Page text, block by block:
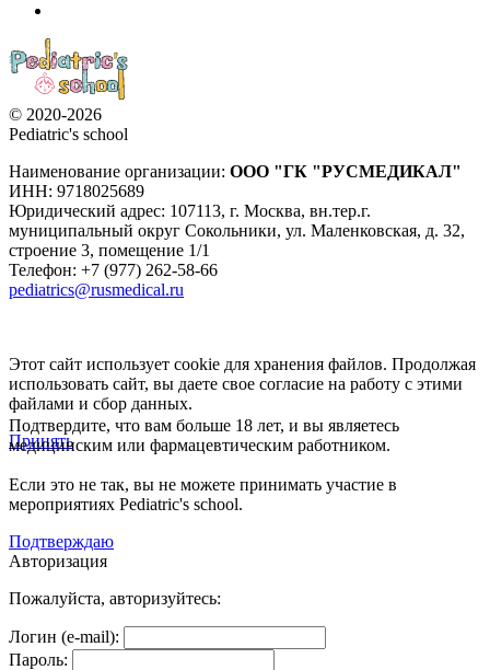
© 2020-2026
Pediatric's school
Наименование организации: ООО "ГК "РУСМЕДИКАЛ"
ИНН: 9718025689
Юридический адрес: 107113, г. Москва, вн.тер.г.
муниципальный округ Сокольники, ул. Маленковская, д. 32,
строение 3, помещение 1/1
Телефон: +7 (977) 262-58-66
pediatrics@rusmedical.ru
Этот сайт использует cookie для хранения файлов. Продолжая
использовать сайт, вы даете свое согласие на работу с этими
файлами и сбор данных.
Принять
Подтвердите, что вам больше 18 лет, и вы являетесь
медицинским или фармацевтическим работником.
Если это не так, вы не можете принимать участие в
мероприятиях Pediatric's school.
Подтверждаю
Авторизация
Пожалуйста, авторизуйтесь:
Логин (e-mail):
Пароль: